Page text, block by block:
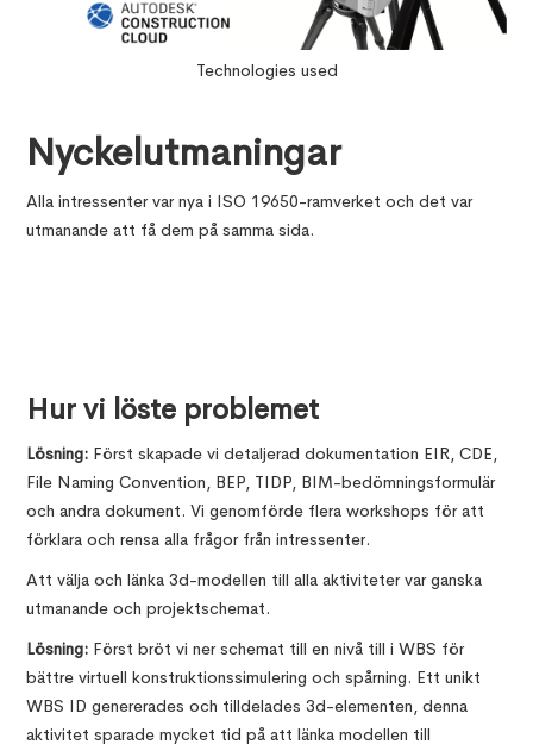
Technologies used
Nyckelutmaningar
Alla intressenter var nya i ISO 19650-ramverket och det var
utmanande att få dem på samma sida.
Hur vi löste problemet
Lösning: Först skapade vi detaljerad dokumentation EIR, CDE,
File Naming Convention, BEP, TIDP, BIM-bedömningsformulär
och andra dokument. Vi genomförde flera workshops för att
förklara och rensa alla frågor från intressenter.
Att välja och länka 3d-modellen till alla aktiviteter var ganska
utmanande och projektschemat.
Lösning: Först bröt vi ner schemat till en nivå till i WBS för
bättre virtuell konstruktionssimulering och spårning. Ett unikt
WBS ID genererades och tilldelades 3d-elementen, denna
aktivitet sparade mycket tid på att länka modellen till